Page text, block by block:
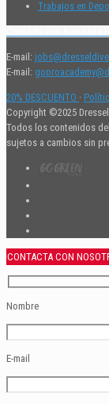
Trabajos en
E-mail:
E-mail:
20% DESCUENTO ·
Copyright ©2025
Todos los contenidos
sujetos a cambios sin
CONTACTA CON
Nombre
E-mail